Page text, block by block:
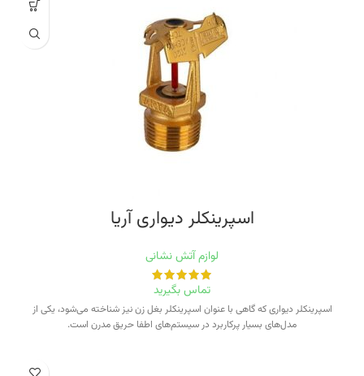
اسپرینکلر دیواری‭ ‬آریا
لوازم آتش نشانی
تماس بگیرید
اسپرینکلر دیواری که گاهی با عنوان اسپرینکلر بغل زن نیز شناخته می‌شود، یکی از
مدل‌های بسیار پرکاربرد در سیستم‌های اطفا حریق مدرن است.